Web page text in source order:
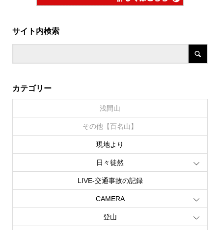
サイト内検索
カテゴリー
浅間山
その他【百名山】
現地より
日々徒然
LIVE‐交通事故の記録
CAMERA
登山